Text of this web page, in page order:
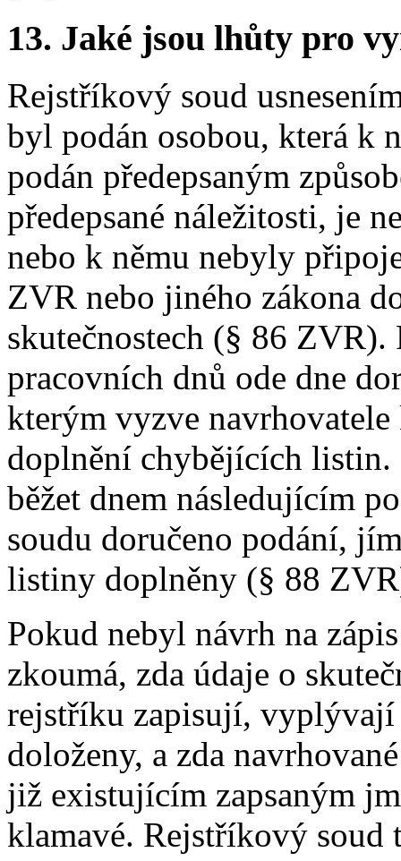
13. Jaké jsou lhůty pro
Rejstříkový soud
byl podán osobou, která k
podán předepsaným
předepsané náležitosti, je
nebo k němu nebyly
ZVR nebo jiného zákona
skutečnostech (§ 86
pracovních dnů ode dne
kterým vyzve
doplnění chybějících listin.
běžet dnem následujícím
soudu doručeno podání,
listiny doplněny (§ 88
Pokud nebyl návrh na
zkoumá, zda údaje o
rejstříku zapisují,
doloženy, a zda
již existujícím zapsaným
klamavé. Rejstříkový soud